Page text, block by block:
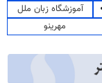
آموزشگاه زبان ملل
مهرینو